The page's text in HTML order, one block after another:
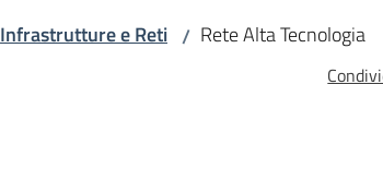
Infrastrutture e Reti / Rete Alta Tecnologia